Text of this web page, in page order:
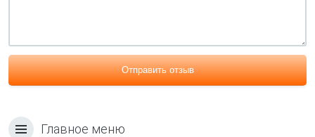
Отправить отзыв
Главное меню